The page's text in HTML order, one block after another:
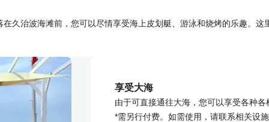
久治波海滩前，您可以尽情享受海上皮划艇、游泳和烧烤的乐趣。
享受大海
由于可直接通往大海，您可以享受各种
*需另行付费。如需使用，请联系相关设